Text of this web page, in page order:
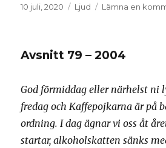
Postat
10 juli, 2020 Format
Ljud Lämna en
Avsnitt 79 – 2004
God förmiddag eller närhelst ni
fredag och Kaffepojkarna är på
ordning. I dag ägnar vi oss åt
startar, alkoholskatten sänks